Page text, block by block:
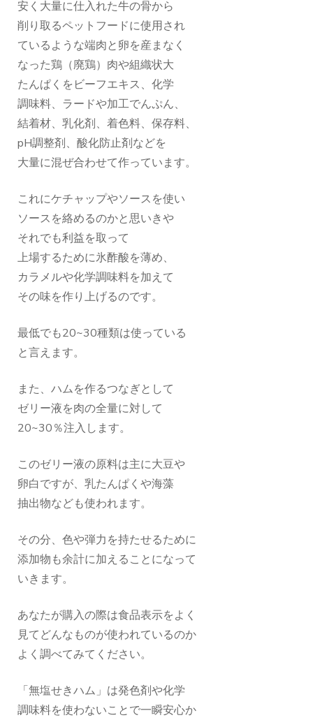
安く大量に仕入れた牛の骨から
削り取るペットフードに使用され
ているような端肉と卵を産まなく
なった鶏（廃鶏）肉や組織状大
たんぱくをビーフエキス、化学
調味料、ラードや加工でんぷん、
結着材、乳化剤、着色料、保存料、
pH調整剤、酸化防止剤などを
大量に混ぜ合わせて作っています。
これにケチャップやソースを使い
ソースを絡めるのかと思いきや
それでも利益を取って
上場するために氷酢酸を薄め、
カラメルや化学調味料を加えて
その味を作り上げるのです。
最低でも20~30種類は使っている
と言えます。
また、ハムを作るつなぎとして
ゼリー液を肉の全量に対して
20~30％注入します。
このゼリー液の原料は主に大豆や
卵白ですが、乳たんぱくや海藻
抽出物なども使われます。
その分、色や弾力を持たせるために
添加物も余計に加えることになって
いきます。
あなたが購入の際は食品表示をよく
見てどんなものが使われているのか
よく調べてみてください。
「無塩せきハム」は発色剤や化学
調味料を使わないことで一瞬安心か